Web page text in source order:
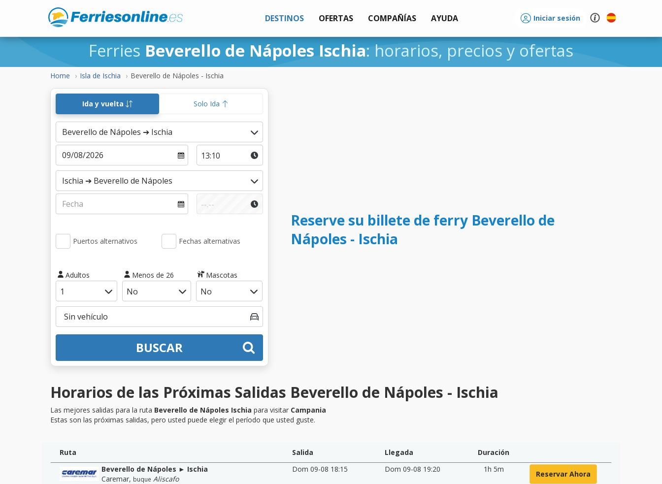
DESTINOS OFERTAS COMPAÑÍAS AYUDA Iniciar sesión
Ferries Beverello de Nápoles Ischia: horarios, precios y ofertas
Home Isla de Ischia Beverello de Nápoles - Ischia
Ida y vuelta Solo Ida
Puertos alternativos Fechas alternativas
Adultos Menos de 26 Mascotas
BUSCAR
Reserve su billete de ferry Beverello de
Nápoles - Ischia
Horarios de las Próximas Salidas Beverello de Nápoles - Ischia
Las mejores salidas para la ruta Beverello de Nápoles Ischia para visitar Campania
Estas son las próximas salidas, pero usted puede elegir el período que usted guste.
Ruta Salida Llegada
Duración
Beverello de Nápoles ► Ischia
Caremar, buque Aliscafo
Dom 09-08 18:15 Dom 09-08 19:20 1h 5m
Reservar Ahora